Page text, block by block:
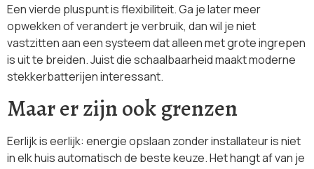
Een vierde pluspunt is flexibiliteit. Ga je later meer
opwekken of verandert je verbruik, dan wil je niet
vastzitten aan een systeem dat alleen met grote ingrepen
is uit te breiden. Juist die schaalbaarheid maakt moderne
stekkerbatterijen interessant.
Maar er zijn ook grenzen
Eerlijk is eerlijk: energie opslaan zonder installateur is niet
in elk huis automatisch de beste keuze. Het hangt af van je